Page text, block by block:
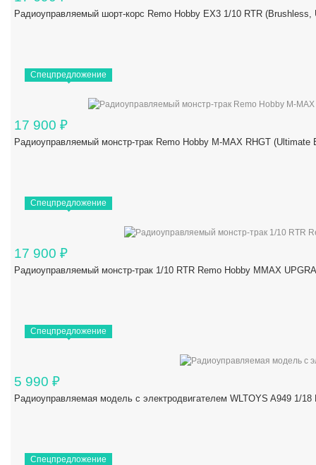
Радиоуправляемый шорт-корс Remo Hobby EX3 1/10 RTR
Спецпредложение
17 900 ₽
Радиоуправляемый монстр-трак Remo Hobby M-MAX RHGT
Спецпредложение
17 900 ₽
Радиоуправляемый монстр-трак 1/10 RTR Remo Hobby MMAX
Спецпредложение
5 990 ₽
Радиоуправляемая модель с электродвигателем WLTOYS A949 1/
Спецпредложение